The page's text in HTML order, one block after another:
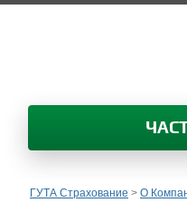
ГУТА Страхование > О